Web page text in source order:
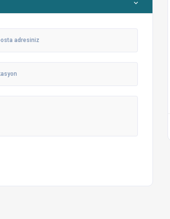
önemli olduğunu düşünüyoruz.